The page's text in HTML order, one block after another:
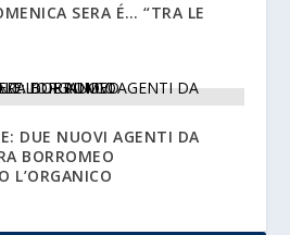
SERA É… “TRA LE
DUE NUOVI AGENTI DA
BORROMEO
L’ORGANICO